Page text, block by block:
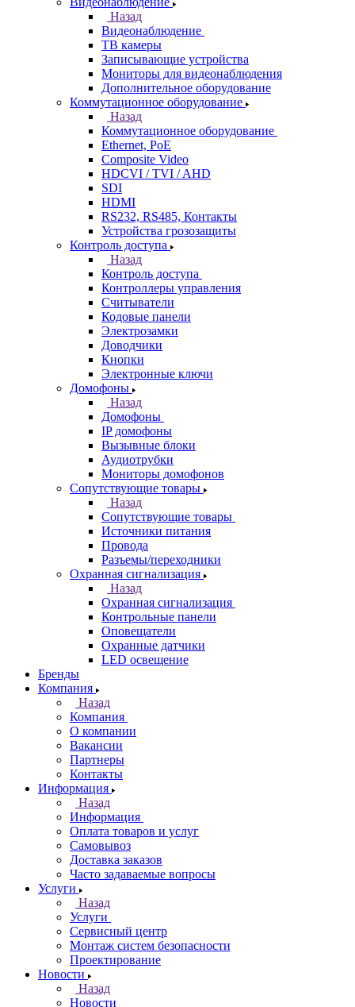
Назад
Видеонаблюдение
ТВ камеры
Записывающие устройства
Мониторы для видеонаблюдения
Дополнительное оборудование
Коммутационное оборудование
Назад
Коммутационное оборудование
Ethernet, PoE
Composite Video
HDCVI / TVI / AHD
SDI
HDMI
RS232, RS485, Контакты
Устройства грозозащиты
Контроль доступа
Назад
Контроль доступа
Контроллеры управления
Считыватели
Кодовые панели
Электрозамки
Доводчики
Кнопки
Электронные ключи
Домофоны
Назад
Домофоны
IP домофоны
Вызывные блоки
Аудиотрубки
Мониторы домофонов
Сопутствующие товары
Назад
Сопутствующие товары
Источники питания
Провода
Разъемы/переходники
Охранная сигнализация
Назад
Охранная сигнализация
Контрольные панели
Оповещатели
Охранные датчики
LED освещение
Бренды
Компания
Назад
Компания
О компании
Вакансии
Партнеры
Контакты
Информация
Назад
Информация
Оплата товаров и услуг
Самовывоз
Доставка заказов
Часто задаваемые вопросы
Услуги
Назад
Услуги
Сервисный центр
Монтаж систем безопасности
Проектирование
Новости
Назад
Новости